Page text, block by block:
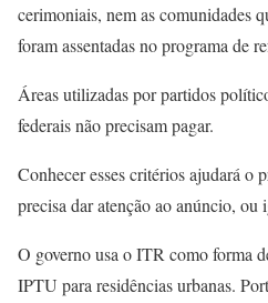
cerimoniais, nem as comunidades
foram assentadas no programa de
Áreas utilizadas por partidos
federais não precisam pagar.
Conhecer esses critérios ajudará o
precisa dar atenção ao anúncio, ou
O governo usa o ITR como forma
IPTU para residências urbanas.